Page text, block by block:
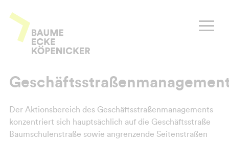
Inhalt
springen
Baume Ecke Köpenicker
Der Aktionsbereich des Geschäftsstraßenmanagements
konzentriert sich hauptsächlich auf die Geschäftsstraße
Baumschulenstraße sowie angrenzende Seitenstraßen